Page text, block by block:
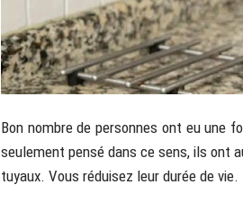
Bon nombre de personnes ont eu une
seulement pensé dans ce sens, ils ont
tuyaux. Vous réduisez leur durée de vie.